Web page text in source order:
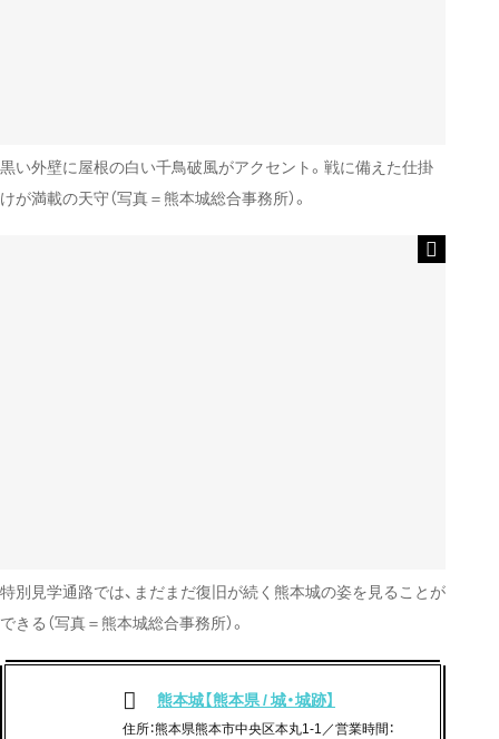
黒い外壁に屋根の白い千鳥破風がアクセント。戦に備えた仕掛
けが満載の天守（写真＝熊本城総合事務所）。
特別見学通路では、まだまだ復旧が続く熊本城の姿を見ることが
できる（写真＝熊本城総合事務所）。
熊本城【熊本県 / 城・城跡】
住所：熊本県熊本市中央区本丸1-1／営業時間：